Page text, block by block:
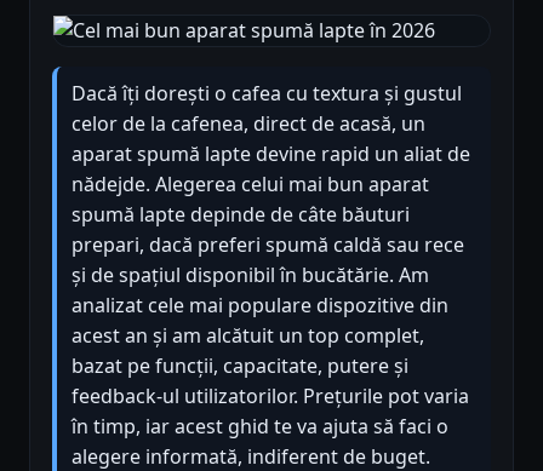
Dacă îți dorești o cafea cu textura și gustul
celor de la cafenea, direct de acasă, un
aparat spumă lapte devine rapid un aliat de
nădejde. Alegerea celui mai bun aparat
spumă lapte depinde de câte băuturi
prepari, dacă preferi spumă caldă sau rece
și de spațiul disponibil în bucătărie. Am
analizat cele mai populare dispozitive din
acest an și am alcătuit un top complet,
bazat pe funcții, capacitate, putere și
feedback-ul utilizatorilor. Prețurile pot varia
în timp, iar acest ghid te va ajuta să faci o
alegere informată, indiferent de buget.